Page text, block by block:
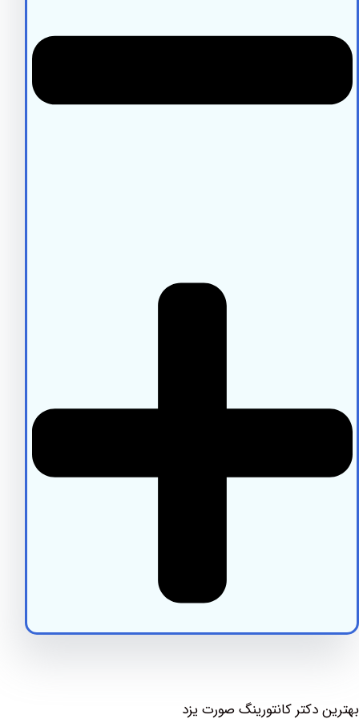
کانتورینگ صورت یزد